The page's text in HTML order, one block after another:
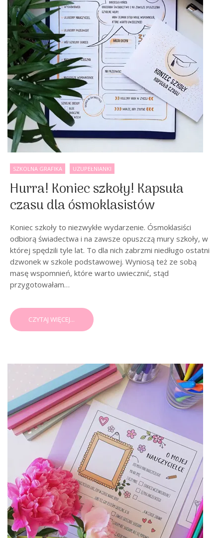
SZKOLNA GRAFIKA UZUPEŁNIANKI
Hurra! Koniec szkoły! Kapsuła
czasu dla ósmoklasistów
Koniec szkoły to niezwykłe wydarzenie. Ósmoklasiści
odbiorą świadectwa i na zawsze opuszczą mury szkoły, w
której spędzili tyle lat. To dla nich zabrzmi niedługo ostatni
dzwonek w szkole podstawowej. Wyniosą też ze sobą
masę wspomnień, które warto uwiecznić, stąd
przygotowałam…
CZYTAJ WIĘCEJ...